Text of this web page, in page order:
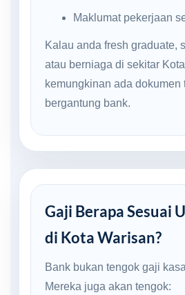
Maklumat pekerjaan
Kalau anda fresh graduate,
atau berniaga di sekitar
kemungkinan ada dokumen
bergantung bank.
Gaji Berapa Sesuai
di Kota Warisan?
Bank bukan tengok gaji
Mereka juga akan tengok: